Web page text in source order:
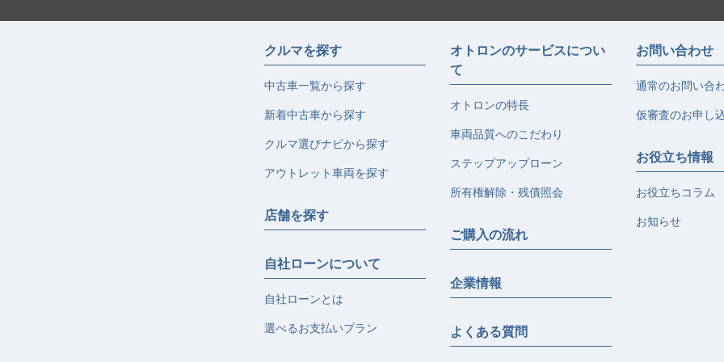
クルマを探す
中古車一覧から探す
新着中古車から探す
クルマ選びナビから探す
アウトレット車両を探す
店舗を探す
自社ローンについて
自社ローンとは
選べるお支払いプラン
オトロンのサービスについ
て
オトロンの特長
車両品質へのこだわり
ステップアップローン
所有権解除・残債照会
ご購入の流れ
企業情報
よくある質問
お問い合わせ
通常のお問い合
仮審査のお申し
お役立ち情報
お役立ちコラム
お知らせ